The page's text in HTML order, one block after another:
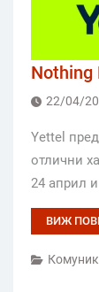
Nothing
22/04/
Yettel
отлични
24 април и
ВИЖ